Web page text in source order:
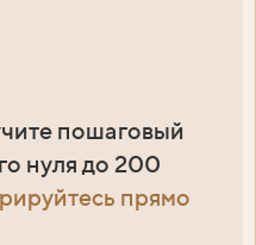
пошаговый
нуля до 200
прямо